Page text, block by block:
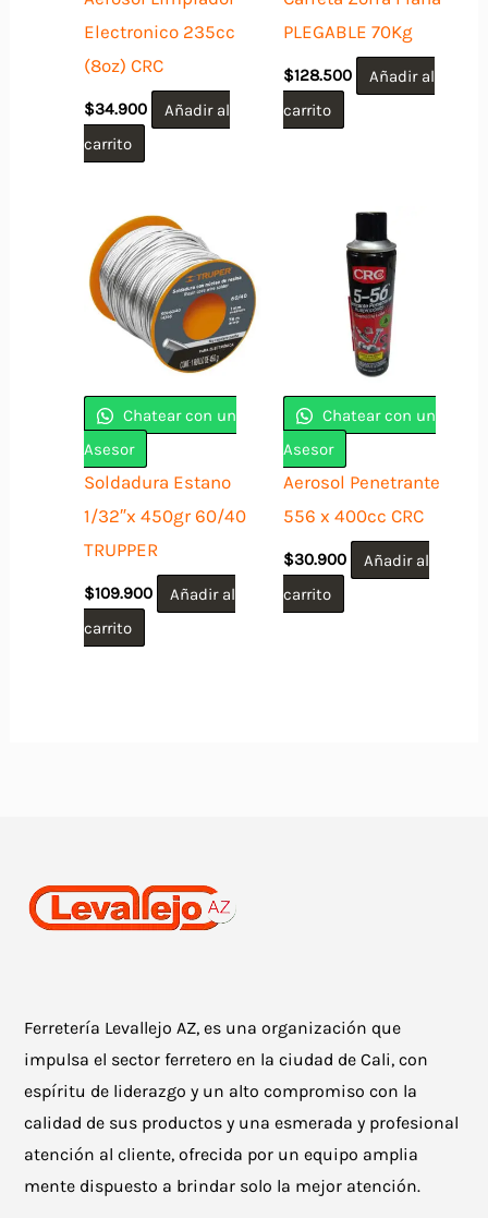
Electronico 235cc
(8oz) CRC
$34.900
Añadir al
carrito
PLEGABLE 70Kg
$128.500
Añadir al
carrito
Chatear con un
Asesor
Soldadura Estano
1/32″x 450gr 60/40
TRUPPER
$109.900
Añadir al
carrito
Chatear con un
Asesor
Aerosol Penetrante
556 x 400cc CRC
$30.900
Añadir al
carrito
Ferretería Levallejo AZ, es una organización que
impulsa el sector ferretero en la ciudad de Cali, con
espíritu de liderazgo y un alto compromiso con la
calidad de sus productos y una esmerada y profesional
atención al cliente, ofrecida por un equipo amplia
mente dispuesto a brindar solo la mejor atención.